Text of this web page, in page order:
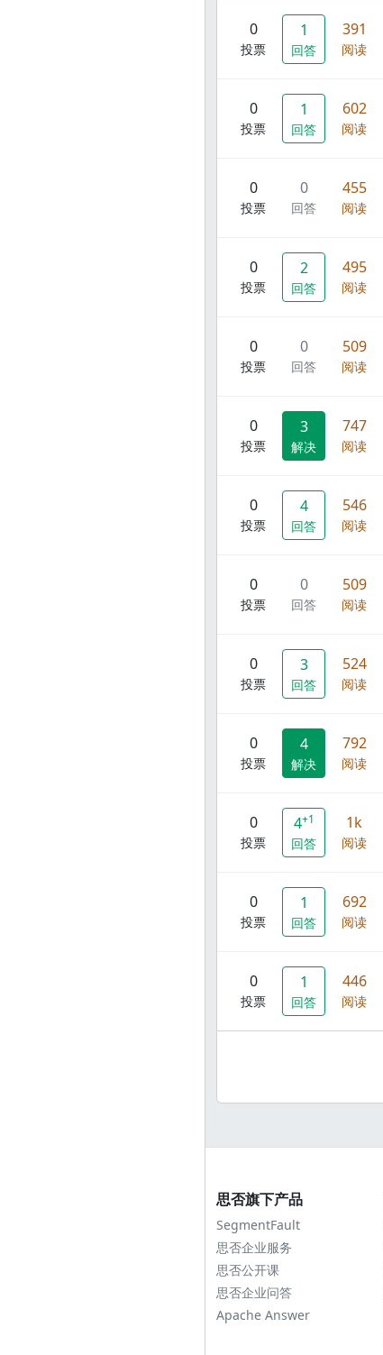
0
投票
1
回答
391
阅读
0
投票
1
回答
602
阅读
0
投票
0
回答
455
阅读
0
投票
2
回答
495
阅读
0
投票
0
回答
509
阅读
0
投票
3
解决
747
阅读
0
投票
4
回答
546
阅读
0
投票
0
回答
509
阅读
0
投票
3
回答
524
阅读
0
投票
4
解决
792
阅读
0
投票
4+1
回答
1k
阅读
0
投票
1
回答
692
阅读
0
投票
1
回答
446
阅读
思否旗下产品
SegmentFault
思否企业服务
思否公开课
思否企业问答
Apache Answer